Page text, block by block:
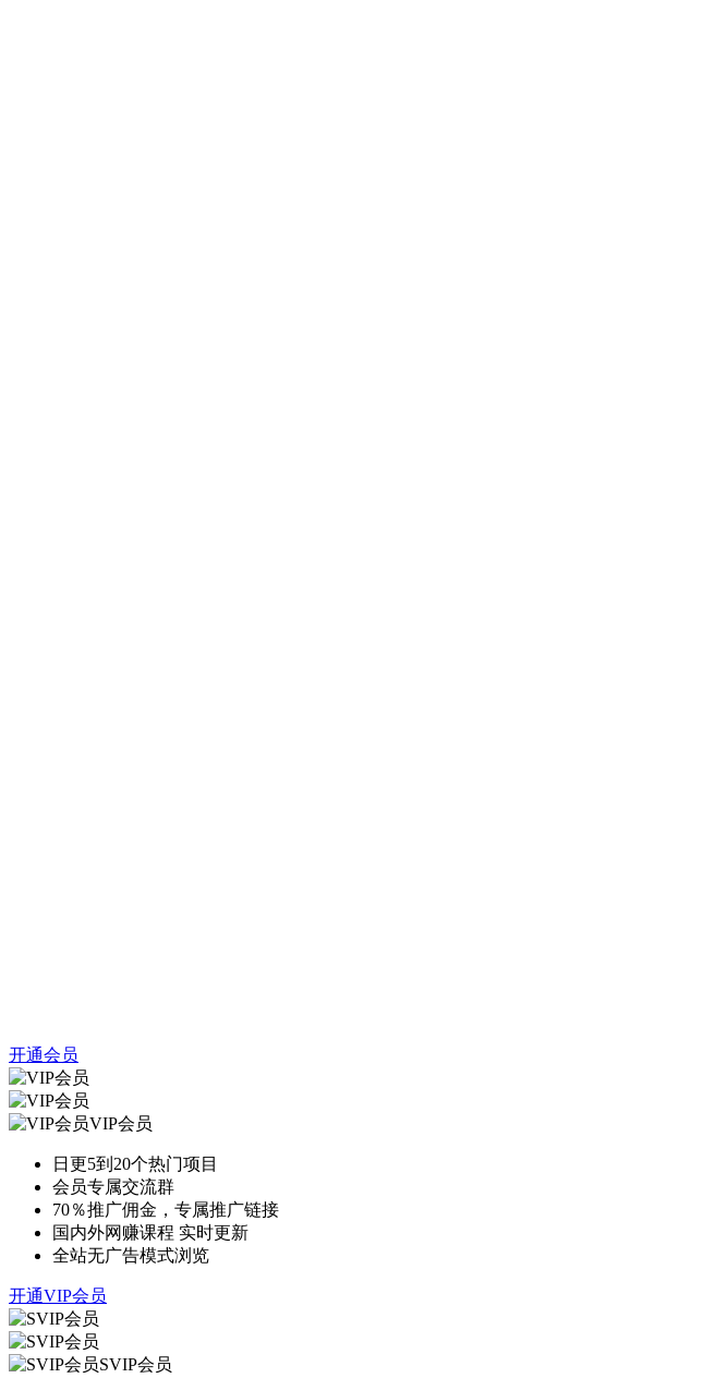
开通会员
VIP会员
日更5到20个热门项目
会员专属交流群
70％推广佣金，专属推广链接
国内外网赚课程 实时更新
全站无广告模式浏览
开通VIP会员
SVIP会员